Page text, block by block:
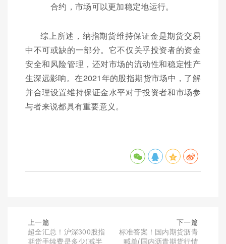
合约，市场可以更加稳定地运行。
综上所述，纳指期货维持保证金是期货交易
中不可或缺的一部分。它不仅关乎投资者的资金
安全和风险管理，还对市场的流动性和稳定性产
生深远影响。在2021年的股指期货市场中，了解
并合理设置维持保证金水平对于投资者和市场参
与者来说都具有重要意义。
上一篇
超全汇总！沪深300股指
期货手续费是多少(减半
下一篇
标准答案！国内期货沥青
喊单(国内沥青期货行情